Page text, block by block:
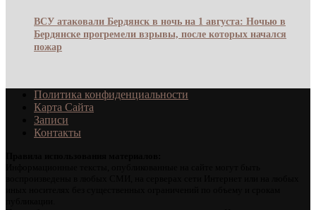
ВСУ атаковали Бердянск в ночь на 1 августа: Ночью в
Бердянске прогремели взрывы, после которых начался
пожар
Политика конфиденциальности
Карта Сайта
Записи
Контакты